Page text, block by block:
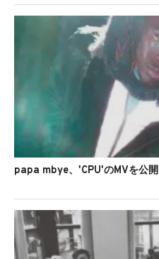
papa mbye、'CPU'のMVを公開